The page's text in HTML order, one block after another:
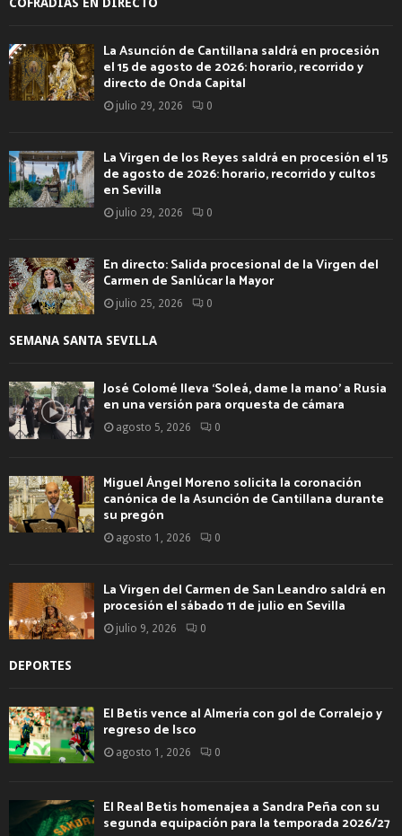
La Asunción de Cantillana saldrá en procesión
el 15 de agosto de 2026: horario, recorrido y
directo de Onda Capital
julio 29, 2026 0
La Virgen de los Reyes saldrá en procesión el 15
de agosto de 2026: horario, recorrido y cultos
en Sevilla
julio 29, 2026 0
En directo: Salida procesional de la Virgen del
Carmen de Sanlúcar la Mayor
julio 25, 2026 0
SEMANA SANTA SEVILLA
José Colomé lleva ‘Soleá, dame la mano’ a Rusia
en una versión para orquesta de cámara
agosto 5, 2026 0
Miguel Ángel Moreno solicita la coronación
canónica de la Asunción de Cantillana durante
su pregón
agosto 1, 2026 0
La Virgen del Carmen de San Leandro saldrá en
procesión el sábado 11 de julio en Sevilla
julio 9, 2026 0
DEPORTES
El Betis vence al Almería con gol de Corralejo y
regreso de Isco
agosto 1, 2026 0
El Real Betis homenajea a Sandra Peña con su
segunda equipación para la temporada 2026/27